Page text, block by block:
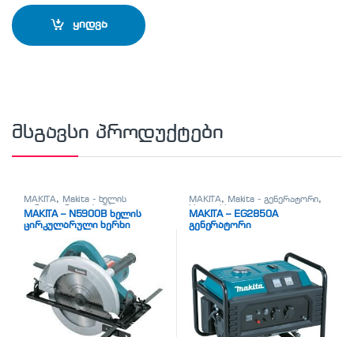
ყიდვა
მსგავსი პროდუქტები
MAKITA, Makita - ხელის
ცირკულარული ხერხი
სხვადასხვა
MAKITA – N5900B ხელის
ცირკულარული ხერხი
MAKITA, Makita - გენერატორი,
სხვადასხვა
MAKITA – EG2850A
გენერატორი